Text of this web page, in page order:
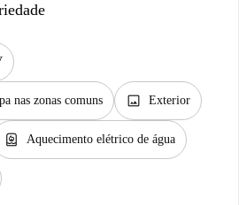
nas zonas comuns image Exterior
water_heater Aquecimento elétrico de água